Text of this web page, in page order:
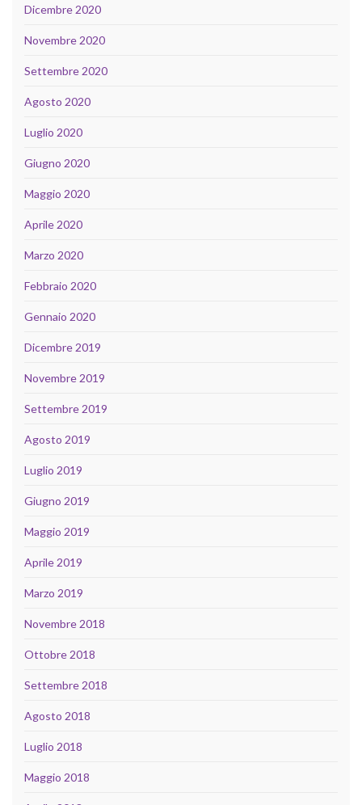
Dicembre 2020
Novembre 2020
Settembre 2020
Agosto 2020
Luglio 2020
Giugno 2020
Maggio 2020
Aprile 2020
Marzo 2020
Febbraio 2020
Gennaio 2020
Dicembre 2019
Novembre 2019
Settembre 2019
Agosto 2019
Luglio 2019
Giugno 2019
Maggio 2019
Aprile 2019
Marzo 2019
Novembre 2018
Ottobre 2018
Settembre 2018
Agosto 2018
Luglio 2018
Maggio 2018